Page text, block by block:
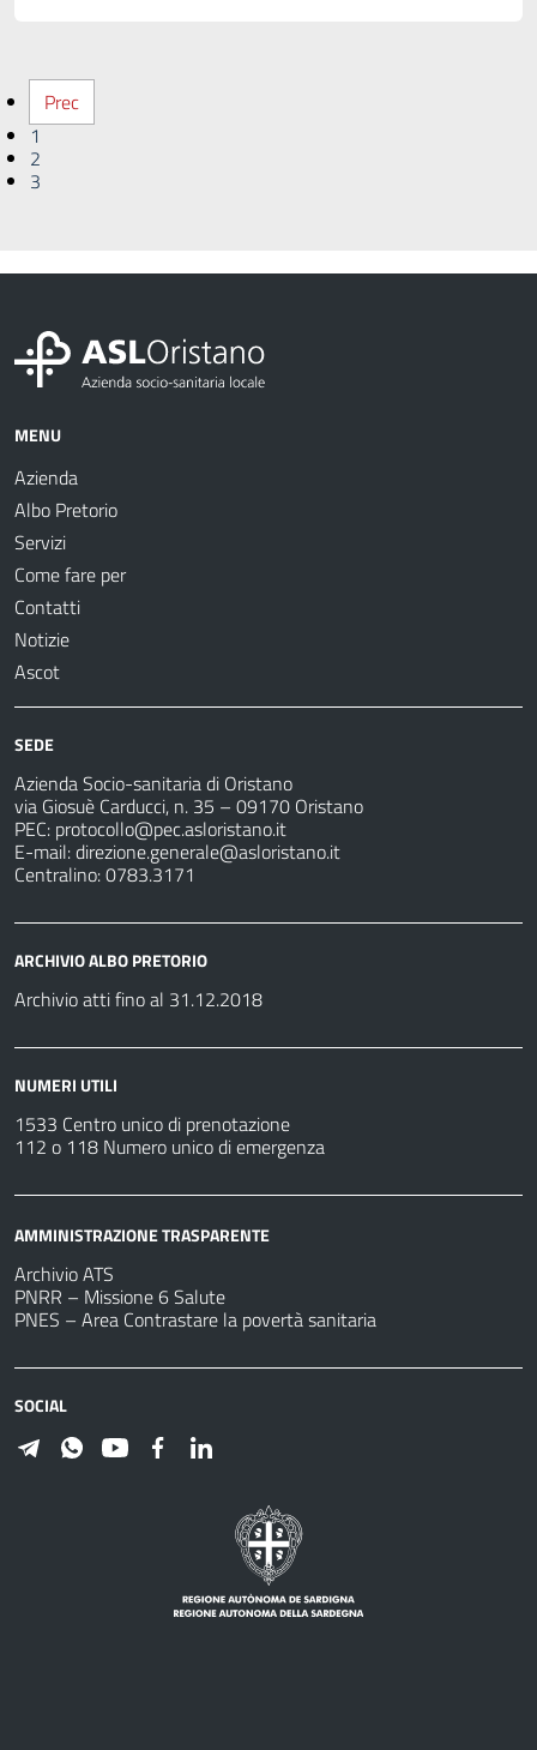
Prec
1
2
3
MENU
Azienda
Albo Pretorio
Servizi
Come fare per
Contatti
Notizie
Ascot
SEDE
Azienda Socio-sanitaria di Oristano
via Giosuè Carducci, n. 35 – 09170 Oristano
PEC: protocollo@pec.asloristano.it
E-mail:direzione.generale@asloristano.it
Centralino: 0783.3171
ARCHIVIO ALBO PRETORIO
Archivio atti fino al 31.12.2018
NUMERI UTILI
1533 Centro unico di prenotazione
112 o 118 Numero unico di emergenza
AMMINISTRAZIONE TRASPARENTE
Archivio ATS
PNRR – Missione 6 Salute
PNES – Area Contrastare la povertà sanitaria
SOCIAL